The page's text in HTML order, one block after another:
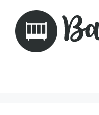
indhold